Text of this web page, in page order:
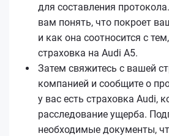
для составления
вам понять, что покроет
и как она соотносится с
страховка на Audi A5.
Затем свяжитесь с вашей
компанией и сообщите о
у вас есть страховка Audi,
расследование ущерба.
необходимые документы,